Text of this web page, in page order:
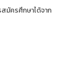
มัครศึกษาได้จาก